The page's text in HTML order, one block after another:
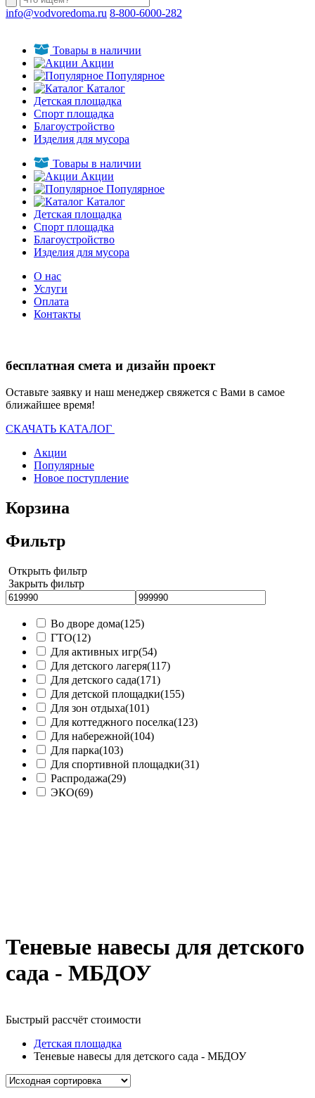
info@vodvoredoma.ru 8-800-6000-282
Товары в наличии
Акции
Популярное
Каталог
Детская площадка
Спорт площадка
Благоустройство
Изделия для мусора
Товары в наличии
Акции
Популярное
Каталог
Детская площадка
Спорт площадка
Благоустройство
Изделия для мусора
О нас
Услуги
Оплата
Контакты
бесплатная смета и дизайн проект
Оставьте заявку и наш менеджер свяжется с Вами в самое
ближайшее время!
СКАЧАТЬ КАТАЛОГ
Акции
Популярные
Новое поступление
Корзина
Фильтр
Открыть фильтр
Закрыть фильтр
Во дворе дома(125)
ГТО(12)
Для активных игр(54)
Для детского лагеря(117)
Для детского сада(171)
Для детской площадки(155)
Для зон отдыха(101)
Для коттеджного поселка(123)
Для набережной(104)
Для парка(103)
Для спортивной площадки(31)
Распродажа(29)
ЭКО(69)
Теневые навесы для детского
сада - МБДОУ
Быстрый рассчёт стоимости
Детская площадка
Теневые навесы для детского сада - МБДОУ